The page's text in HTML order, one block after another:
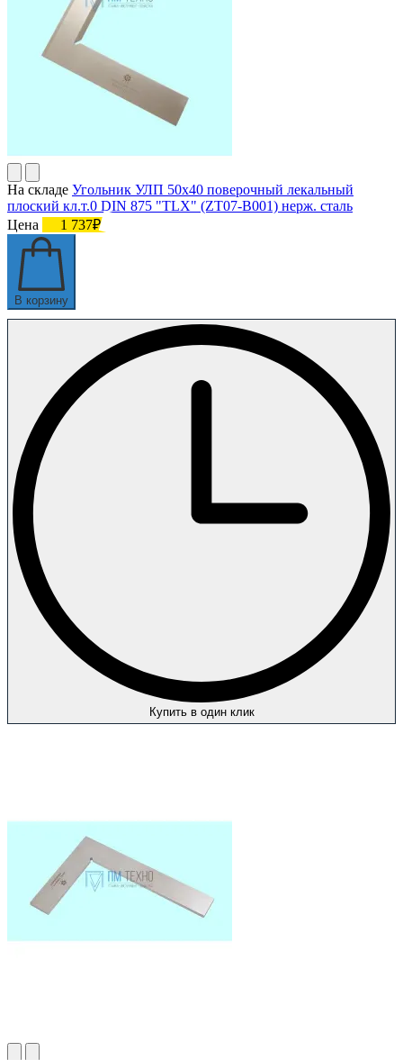
На складе Угольник УЛП 50х40 поверочный лекальный
плоский кл.т.0 DIN 875 "TLX" (ZT07-B001) нерж. сталь
Цена
1 737₽
В корзину
Купить в один клик